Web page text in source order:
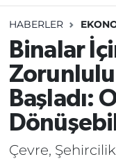
HABERLER
Binalar
Başladı:
Çevre,